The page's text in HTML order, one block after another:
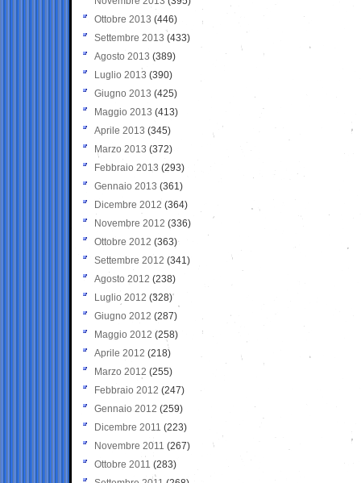
Ottobre 2013 (446)
Settembre 2013 (433)
Agosto 2013 (389)
Luglio 2013 (390)
Giugno 2013 (425)
Maggio 2013 (413)
Aprile 2013 (345)
Marzo 2013 (372)
Febbraio 2013 (293)
Gennaio 2013 (361)
Dicembre 2012 (364)
Novembre 2012 (336)
Ottobre 2012 (363)
Settembre 2012 (341)
Agosto 2012 (238)
Luglio 2012 (328)
Giugno 2012 (287)
Maggio 2012 (258)
Aprile 2012 (218)
Marzo 2012 (255)
Febbraio 2012 (247)
Gennaio 2012 (259)
Dicembre 2011 (223)
Novembre 2011 (267)
Ottobre 2011 (283)